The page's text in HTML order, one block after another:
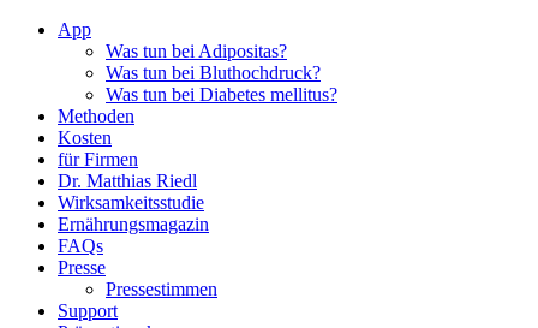
App
Was tun bei Adipositas?
Was tun bei Bluthochdruck?
Was tun bei Diabetes mellitus?
Methoden
Kosten
für Firmen
Dr. Matthias Riedl
Wirksamkeitsstudie
Ernährungsmagazin
FAQs
Presse
Pressestimmen
Support